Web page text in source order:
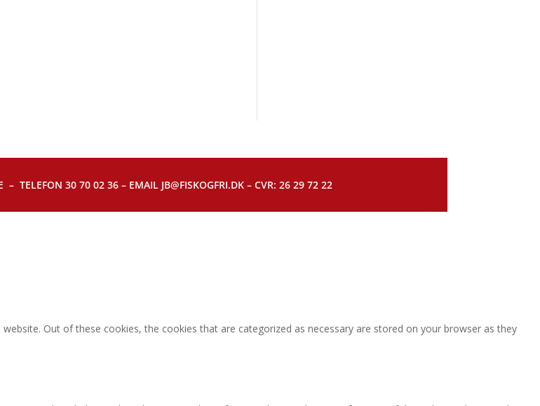
TELEFON 30 70 02 36 – EMAIL JB@FISKOGFRI.DK – CVR: 26 29 72 22
Out of these cookies, the cookies that are categorized as necessary are stored on your browser as they